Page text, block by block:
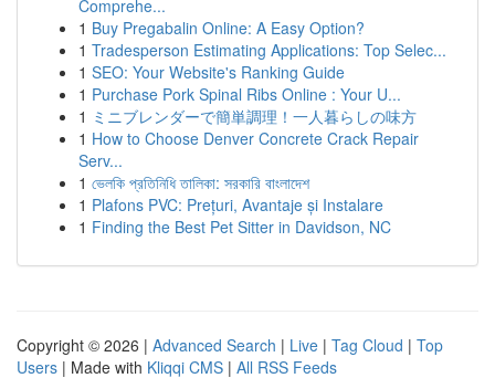
Comprehe...
1 Buy Pregabalin Online: A Easy Option?
1 Tradesperson Estimating Applications: Top Selec...
1 SEO: Your Website's Ranking Guide
1 Purchase Pork Spinal Ribs Online : Your U...
1 ミニブレンダーで簡単調理！一人暮らしの味方
1 How to Choose Denver Concrete Crack Repair
Serv...
1 ভেলকি প্রতিনিধি তালিকা: সরকারি বাংলাদেশ
1 Plafons PVC: Prețuri, Avantaje și Instalare
1 Finding the Best Pet Sitter in Davidson, NC
Copyright © 2026 | Advanced Search | Live | Tag Cloud | Top
Users | Made with Kliqqi CMS | All RSS Feeds